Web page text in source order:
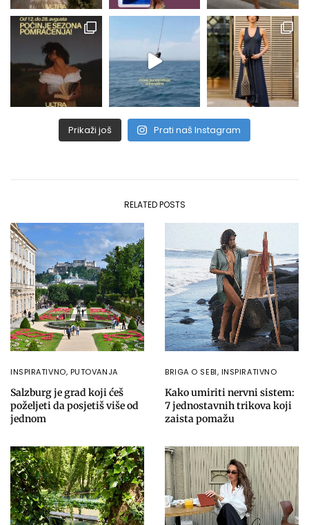
Prikaži još Prati naš Instagram
RELATED POSTS
INSPIRATIVNO, PUTOVANJA
Salzburg je grad koji ćeš
poželjeti da posjetiš više od
jednom
BRIGA O SEBI, INSPIRATIVNO
Kako umiriti nervni sistem:
7 jednostavnih trikova koji
zaista pomažu